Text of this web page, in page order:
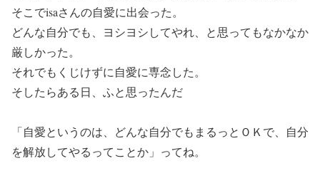
そこでisaさんの自愛に出会った。
どんな自分でも、ヨシヨシしてやれ、と思ってもなかなか
厳しかった。
それでもくじけずに自愛に専念した。
そしたらある日、ふと思ったんだ
「自愛というのは、どんな自分でもまるっとＯＫで、自分
を解放してやるってことか」ってね。